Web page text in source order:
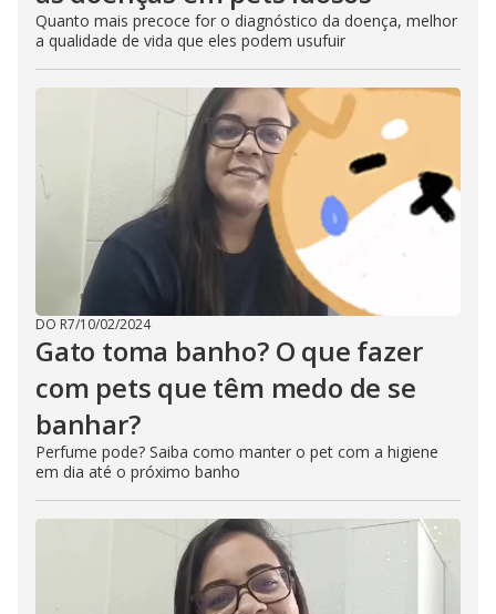
Quanto mais precoce for o diagnóstico da doença, melhor
a qualidade de vida que eles podem usufuir
DO R7/10/02/2024
Gato toma banho? O que fazer
com pets que têm medo de se
banhar?
Perfume pode? Saiba como manter o pet com a higiene
em dia até o próximo banho